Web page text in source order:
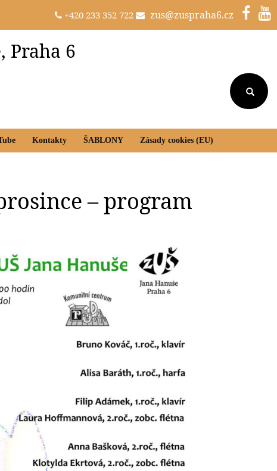
+420 233 352 722 zus@zuspraha6.cz
Praha 6
Kontakty ŠABLONY Zásady cookies (EU)
– program